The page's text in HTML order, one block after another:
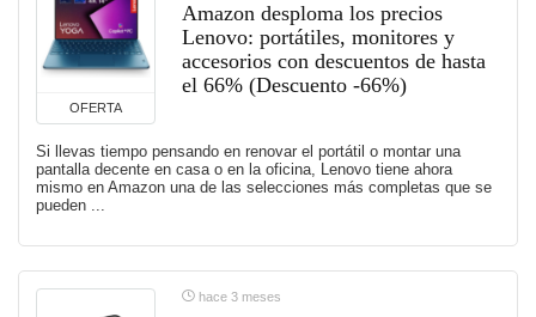
OFERTA
Amazon desploma los precios
Lenovo: portátiles, monitores y
accesorios con descuentos de hasta
el 66% (Descuento -66%)
Si llevas tiempo pensando en renovar el portátil o montar una
pantalla decente en casa o en la oficina, Lenovo tiene ahora
mismo en Amazon una de las selecciones más completas que se
pueden ...
hace 3 meses